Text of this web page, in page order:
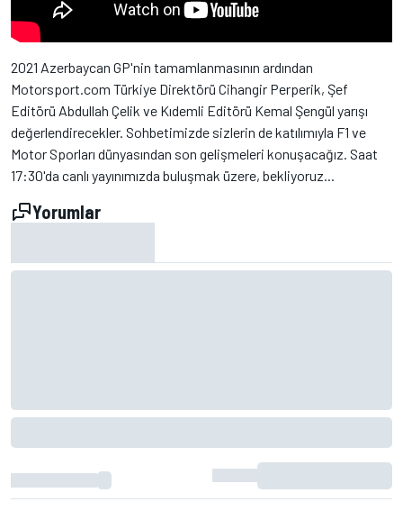
2021 Azerbaycan GP'nin tamamlanmasının ardından
Motorsport.com Türkiye Direktörü Cihangir Perperik, Şef
Editörü Abdullah Çelik ve Kıdemli Editörü Kemal Şengül yarışı
değerlendirecekler. Sohbetimizde sizlerin de katılımıyla F1 ve
Motor Sporları dünyasından son gelişmeleri konuşacağız. Saat
17:30'da canlı yayınımızda buluşmak üzere, bekliyoruz...
Yorumlar